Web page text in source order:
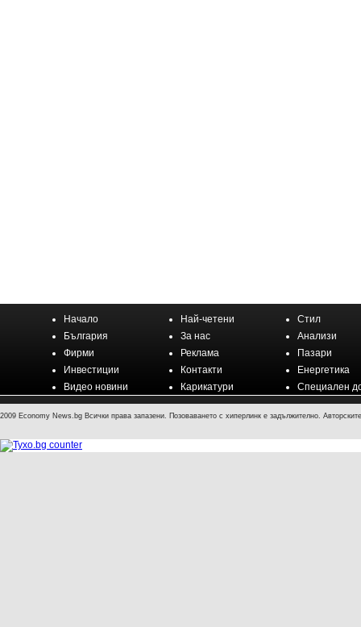
Начало Най-четени
Стил
България
За нас
Анализи
Фирми
Реклама
Пазари
Инвестиции
Контакти
Енергетика
Видео новини
Карикатури Специален
2009 Economy News.bg Всички права запазени. Позоваването с хиперлинк е задължително.